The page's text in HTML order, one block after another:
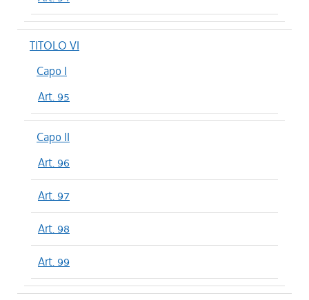
TITOLO VI
Capo I
Art. 95
Capo II
Art. 96
Art. 97
Art. 98
Art. 99